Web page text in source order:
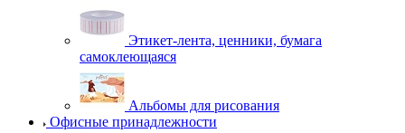
Этикет-лента, ценники, бумага
самоклеющаяся
Альбомы для рисования
Офисные принадлежности